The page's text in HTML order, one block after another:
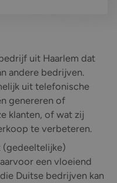
uit Haarlem dat
andere bedrijven.
uit telefonische
genereren of
klanten, of wat zij
te verbeteren.
(gedeeltelijke)
een vloeiend
Duitse bedrijven kan